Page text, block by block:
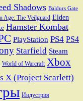
Shadows Baldurs Gate
Age: The Veilguard Elden
Hamster Kombat
PlayStation PS4 PS4
Starfield Steam
World of Warcraft Xbox
X (Project Scarlett)
Индустрия